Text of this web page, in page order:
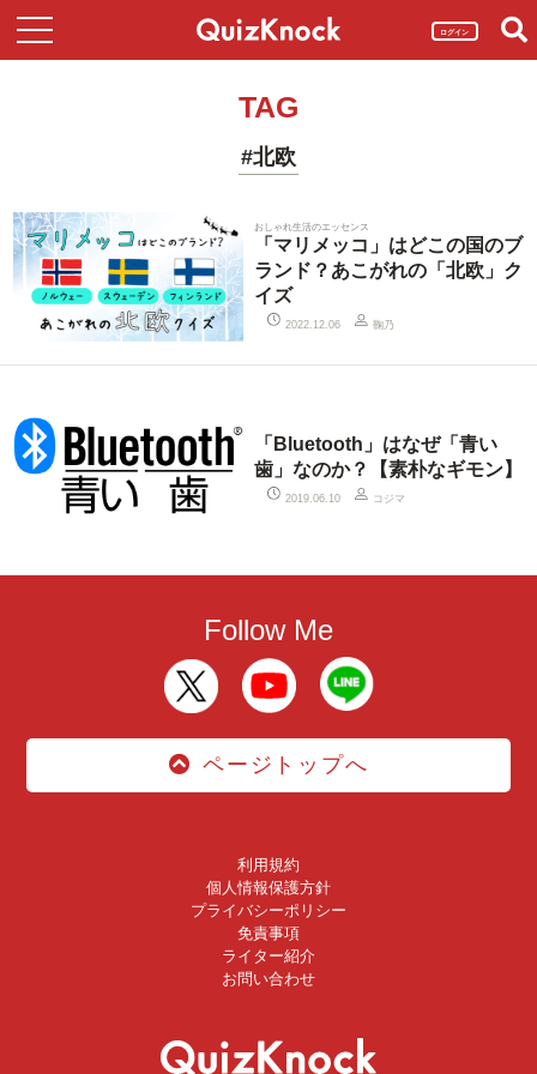
ログイン
TAG
#北欧
おしゃれ生活のエッセンス
「マリメッコ」はどこの国のブ
ランド？あこがれの「北欧」ク
イズ
2022.12.06 鞠乃
「Bluetooth」はなぜ「青い
歯」なのか？【素朴なギモン】
2019.06.10 コジマ
Follow Me
ページトップへ
利用規約
個人情報保護方針
プライバシーポリシー
免責事項
ライター紹介
お問い合わせ